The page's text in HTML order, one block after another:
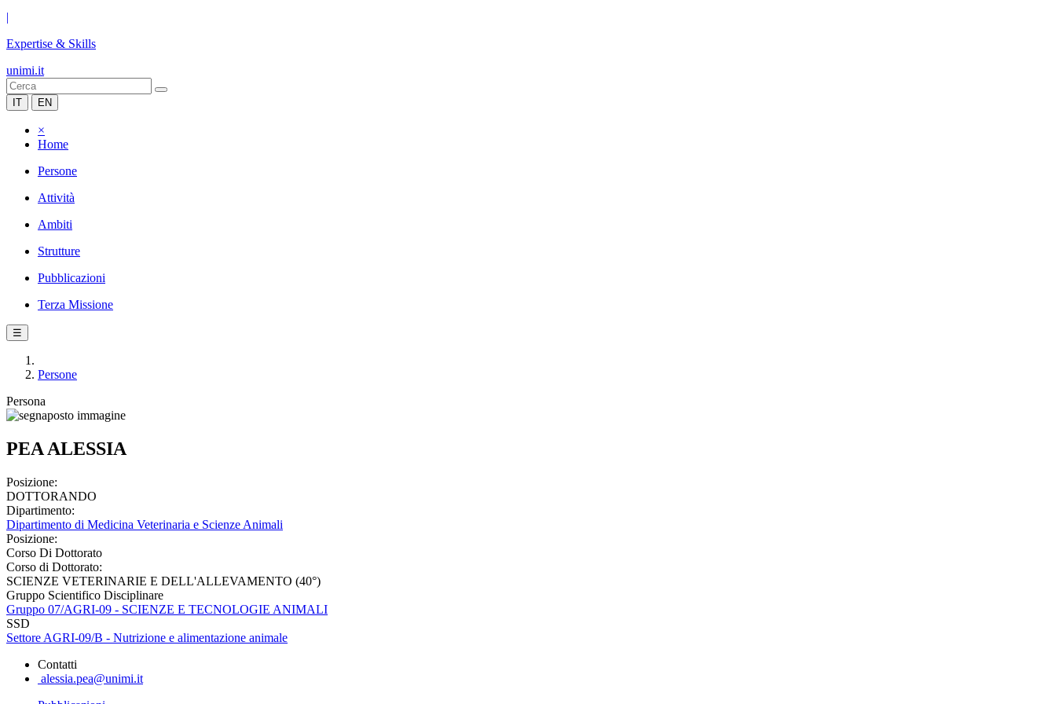
|
Expertise & Skills
unimi.it
IT EN
×
Home
Persone
Attività
Ambiti
Strutture
Pubblicazioni
Terza Missione
☰
Persone
Persona
PEA ALESSIA
Posizione:
DOTTORANDO
Dipartimento:
Dipartimento di Medicina Veterinaria e Scienze Animali
Posizione:
Corso Di Dottorato
Corso di Dottorato:
SCIENZE VETERINARIE E DELL'ALLEVAMENTO (40°)
Gruppo Scientifico Disciplinare
Gruppo 07/AGRI-09 - SCIENZE E TECNOLOGIE ANIMALI
SSD
Settore AGRI-09/B - Nutrizione e alimentazione animale
Contatti
alessia.pea@unimi.it